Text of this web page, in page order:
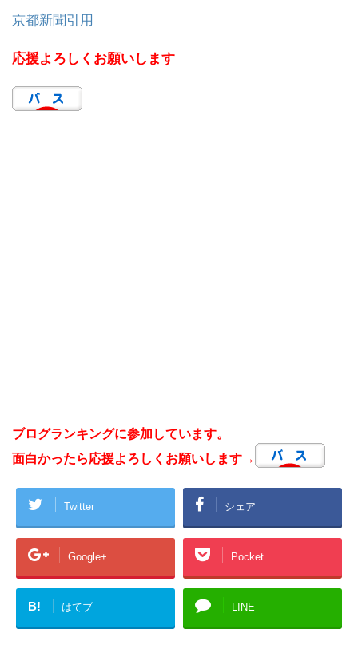
京都新聞引用
応援よろしくお願いします
ブログランキングに参加しています。
面白かったら応援よろしくお願いします→
Twitter シェア
Google+ Pocket
B! はてブ LINE